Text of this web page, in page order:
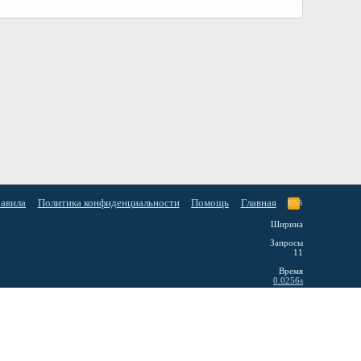
Политика конфиденциальности Помощь Главная RSS
Ширина
Запросы
11
Время
0.0256s